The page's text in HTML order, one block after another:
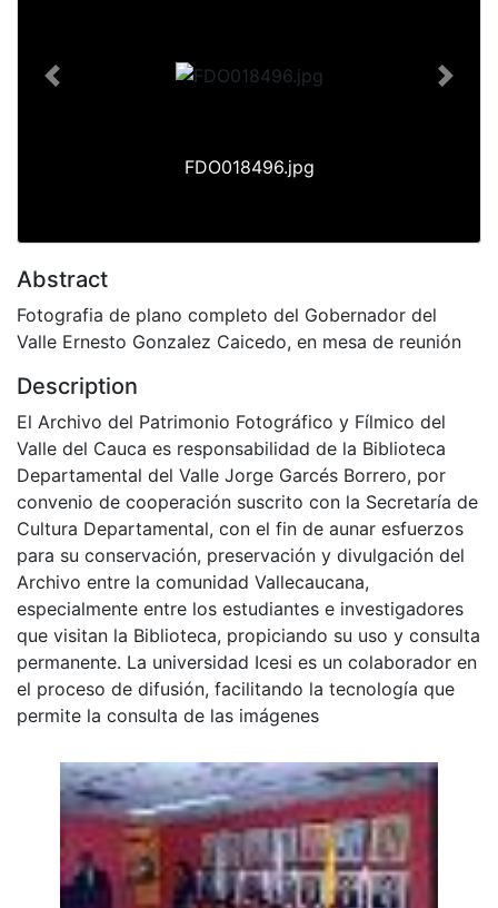
FDO018496.jpg
Previous Next
Abstract
Fotografia de plano completo del Gobernador del
Valle Ernesto Gonzalez Caicedo, en mesa de reunión
Description
El Archivo del Patrimonio Fotográfico y Fílmico del
Valle del Cauca es responsabilidad de la Biblioteca
Departamental del Valle Jorge Garcés Borrero, por
convenio de cooperación suscrito con la Secretaría de
Cultura Departamental, con el fin de aunar esfuerzos
para su conservación, preservación y divulgación del
Archivo entre la comunidad Vallecaucana,
especialmente entre los estudiantes e investigadores
que visitan la Biblioteca, propiciando su uso y consulta
permanente. La universidad Icesi es un colaborador en
el proceso de difusión, facilitando la tecnología que
permite la consulta de las imágenes